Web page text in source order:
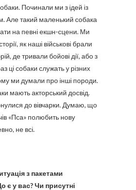
Починали ми з ідей із
Але такий маленький собака
на певні екшн-сцени. Ми
як наші військові брали
де тривали бойові дії, або з
ці собаки служать у різних
ми думали про інші породи.
мають акторський досвід.
до вівчарки. Думаю, що
«Пса» полюбить нову
не всі.
з пакетами
є у вас? Чи присутні